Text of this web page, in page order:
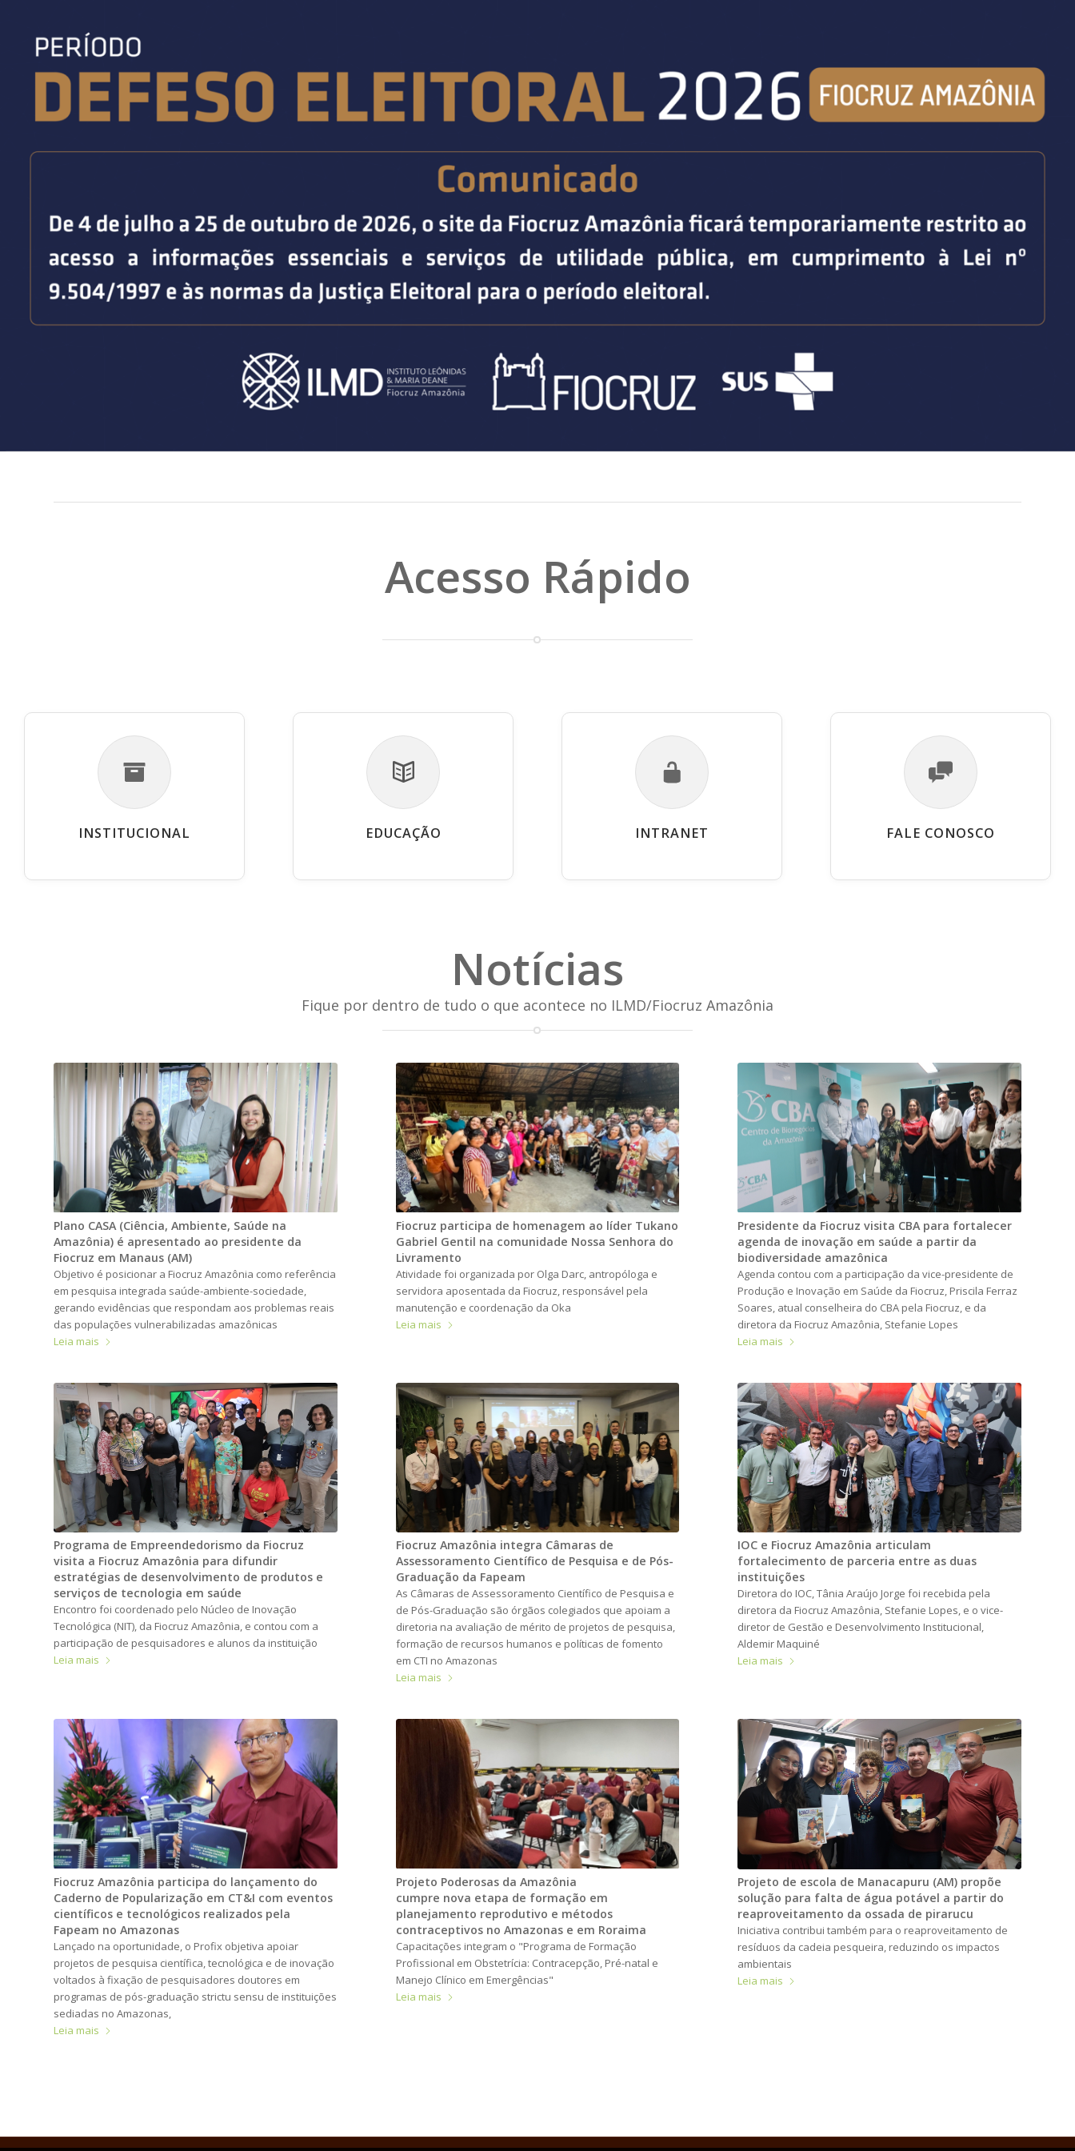
Acesso Rápido
INSTITUCIONAL EDUCAÇÃO INTRANET FALE CONOSCO
Notícias
Fique por dentro de tudo o que acontece no ILMD/Fiocruz Amazônia
Plano CASA (Ciência, Ambiente, Saúde na
Amazônia) é apresentado ao presidente da
Fiocruz em Manaus (AM)
Objetivo é posicionar a Fiocruz Amazônia como referência
em pesquisa integrada saúde-ambiente-sociedade,
gerando evidências que respondam aos problemas reais
das populações vulnerabilizadas amazônicas
Leia mais
Fiocruz participa de homenagem ao líder Tukano
Gabriel Gentil na comunidade Nossa Senhora do
Livramento
Atividade foi organizada por Olga Darc, antropóloga e
servidora aposentada da Fiocruz, responsável pela
manutenção e coordenação da Oka
Leia mais
Presidente da Fiocruz visita CBA para fortalecer
agenda de inovação em saúde a partir da
biodiversidade amazônica
Agenda contou com a participação da vice-presidente de
Produção e Inovação em Saúde da Fiocruz, Priscila Ferraz
Soares, atual conselheira do CBA pela Fiocruz, e da
diretora da Fiocruz Amazônia, Stefanie Lopes
Leia mais
Programa de Empreendedorismo da Fiocruz
visita a Fiocruz Amazônia para difundir
estratégias de desenvolvimento de produtos e
serviços de tecnologia em saúde
Encontro foi coordenado pelo Núcleo de Inovação
Tecnológica (NIT), da Fiocruz Amazônia, e contou com a
participação de pesquisadores e alunos da instituição
Leia mais
Fiocruz Amazônia integra Câmaras de
Assessoramento Científico de Pesquisa e de Pós-
Graduação da Fapeam
As Câmaras de Assessoramento Científico de Pesquisa e
de Pós-Graduação são órgãos colegiados que apoiam a
diretoria na avaliação de mérito de projetos de pesquisa,
formação de recursos humanos e políticas de fomento
em CTI no Amazonas
Leia mais
IOC e Fiocruz Amazônia articulam
fortalecimento de parceria entre as duas
instituições
Diretora do IOC, Tânia Araújo Jorge foi recebida pela
diretora da Fiocruz Amazônia, Stefanie Lopes, e o vice-
diretor de Gestão e Desenvolvimento Institucional,
Aldemir Maquiné
Leia mais
Fiocruz Amazônia participa do lançamento do
Caderno de Popularização em CT&I com eventos
científicos e tecnológicos realizados pela
Fapeam no Amazonas
Lançado na oportunidade, o Profix objetiva apoiar
projetos de pesquisa científica, tecnológica e de inovação
voltados à fixação de pesquisadores doutores em
programas de pós-graduação strictu sensu de instituições
sediadas no Amazonas,
Leia mais
Projeto Poderosas da Amazônia
cumpre nova etapa de formação em
planejamento reprodutivo e métodos
contraceptivos no Amazonas e em Roraima
Capacitações integram o "Programa de Formação
Profissional em Obstetrícia: Contracepção, Pré-natal e
Manejo Clínico em Emergências"
Leia mais
Projeto de escola de Manacapuru (AM) propõe
solução para falta de água potável a partir do
reaproveitamento da ossada de pirarucu
Iniciativa contribui também para o reaproveitamento de
resíduos da cadeia pesqueira, reduzindo os impactos
ambientais
Leia mais